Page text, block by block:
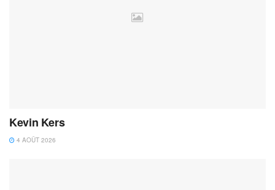
Kevin Kers
4 AOÛT 2026